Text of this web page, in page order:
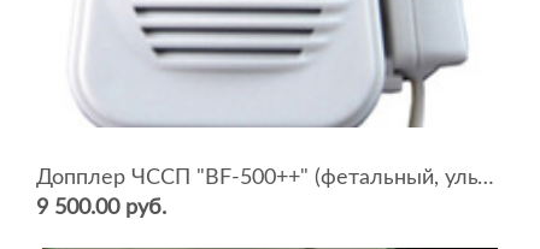
Допплер ЧССП "BF-500++" (фетальный, ультразвуковой)
9 500.00 руб.